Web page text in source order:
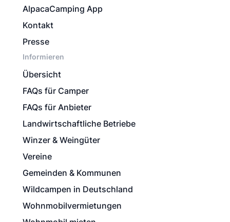
AlpacaCamping App
Kontakt
Presse
Informieren
Übersicht
FAQs für Camper
FAQs für Anbieter
Landwirtschaftliche Betriebe
Winzer & Weingüter
Vereine
Gemeinden & Kommunen
Wildcampen in Deutschland
Wohnmobilvermietungen